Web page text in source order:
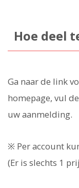
Hoe deel
Ga naar de link
homepage, vul
uw aanmelding.
※ Per account
(Er is slechts 1